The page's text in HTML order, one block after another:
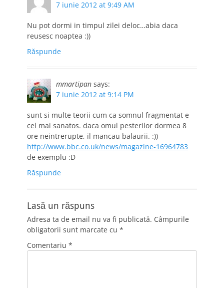
7 iunie 2012 at 9:49 AM
Nu pot dormi in timpul zilei deloc…abia daca
reusesc noaptea :))
Răspunde
mmartipan says:
7 iunie 2012 at 9:14 PM
sunt si multe teorii cum ca somnul fragmentat e
cel mai sanatos. daca omul pesterilor dormea 8
ore neintrerupte, il mancau balaurii. :))
http://www.bbc.co.uk/news/magazine-16964783
de exemplu :D
Răspunde
Lasă un răspuns
Adresa ta de email nu va fi publicată. Câmpurile
obligatorii sunt marcate cu *
Comentariu *